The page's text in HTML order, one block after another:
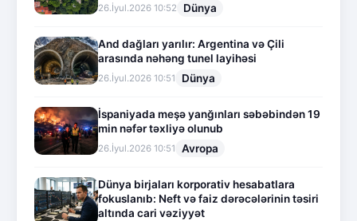
26.İyul.2026 10:52 Dünya
And dağları yarılır: Argentina və Çili
arasında nəhəng tunel layihəsi
26.İyul.2026 10:51 Dünya
İspaniyada meşə yanğınları səbəbindən 19
min nəfər təxliyə olunub
26.İyul.2026 10:51 Avropa
Dünya birjaları korporativ hesabatlara
fokuslanıb: Neft və faiz dərəcələrinin təsiri
altında cari vəziyyət